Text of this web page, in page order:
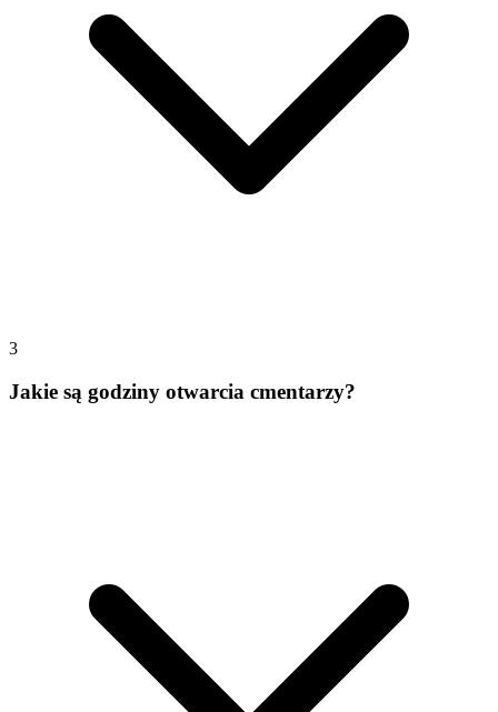
3
Jakie są godziny otwarcia cmentarzy?